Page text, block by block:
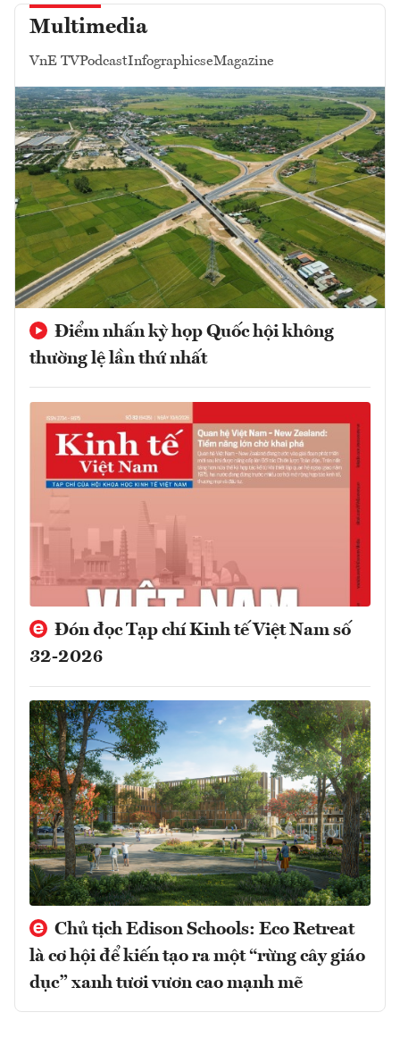
Multimedia
VnE TVPodcastInfographicseMagazine
Điểm nhấn kỳ họp Quốc hội không
thường lệ lần thứ nhất
Đón đọc Tạp chí Kinh tế Việt Nam số
32-2026
Chủ tịch Edison Schools: Eco Retreat
là cơ hội để kiến tạo ra một “rừng cây giáo
dục” xanh tươi vươn cao mạnh mẽ